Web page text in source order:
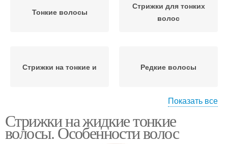
Тонкие волосы
Стрижки для тонких
волос
Стрижки на тонкие и Редкие волосы
волосы
стрижки
Показать все
Стрижки на жидкие тонкие
волосы. Особенности волос